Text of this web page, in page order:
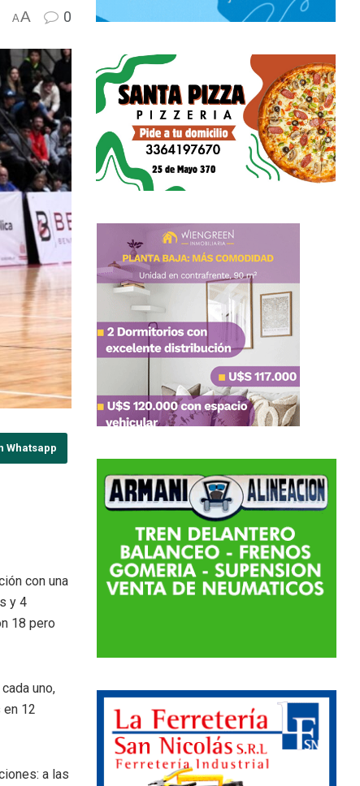
AA 0
Whatsapp
con una
y 4
18 pero
uno,
en 12
a las